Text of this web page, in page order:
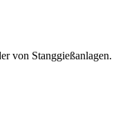
von Stanggießanlagen.